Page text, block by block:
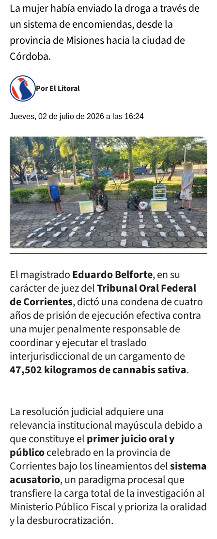
La mujer había enviado la droga a través de
un sistema de encomiendas, desde la
provincia de Misiones hacia la ciudad de
Córdoba.
Por El Litoral
Jueves, 02 de julio de 2026 a las 16:24
El magistradoEduardo Belforte, en su
carácter de juez delTribunal Oral Federal
de Corrientes, dictó una condena de cuatro
años de prisión de ejecución efectiva contra
una mujer penalmente responsable de
coordinar y ejecutar el traslado
interjurisdiccional de un cargamento de
47,502 kilogramos de cannabis sativa.
La resolución judicial adquiere una
relevancia institucional mayúscula debido a
que constituye elprimer juicio oral y
públicocelebrado en la provincia de
Corrientes bajo los lineamientos delsistema
acusatorio, un paradigma procesal que
transfiere la carga total de la investigación al
Ministerio Público Fiscal y prioriza la oralidad
y la desburocratización.